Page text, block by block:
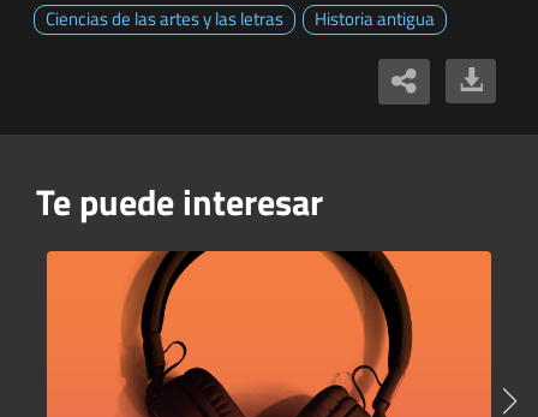
Ciencias de las artes y las letras
Historia antigua
Te puede interesar